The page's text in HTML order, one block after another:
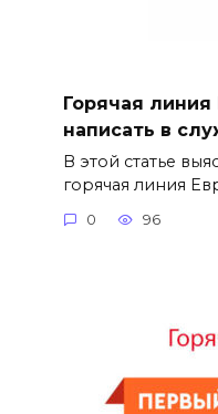
Горячая линия
написать в
В этой статье
горячая линия
0 96